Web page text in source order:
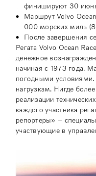
финишируют 30
Маршрут Volvo
000 морских миль
После завершения
Регата Volvo Ocean
денежное
начиная с 1973 года.
погодными условиями.
нагрузкам. Нигде
реализации
каждого участника
репортеры» –
участвующие в